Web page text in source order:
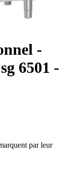
-
6501 -
par leur